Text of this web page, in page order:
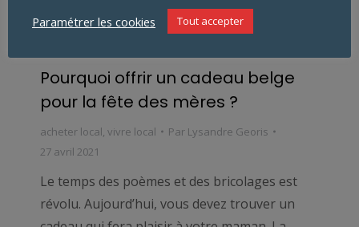
Pourquoi offrir un cadeau belge
pour la fête des mères ?
acheter local, vivre local Par Lysandre Georis
27 avril 2021
Le temps des poèmes et des bricolages est
révolu. Aujourd’hui, vous devez trouver un
Paramétrer les cookies
Tout accepter